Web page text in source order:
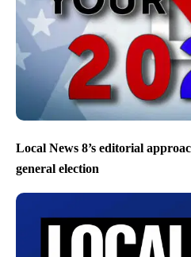
Local News 8’s editorial
general election